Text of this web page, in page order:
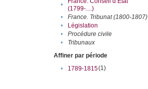
•
(1799-....)
• France. Tribunat (1800-1807)
•
Législation
•
Procédure civile
•
Tribunaux
Affiner par période
•
1789-1815(1)